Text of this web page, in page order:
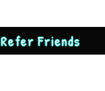
Refer Friends